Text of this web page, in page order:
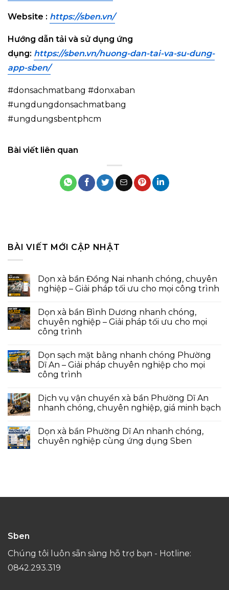
Website : https://sben.vn/
Hướng dẫn tải và sử dụng ứng
dụng: https://sben.vn/huong-dan-tai-va-su-dung-
app-sben/
#donsachmatbang #donxaban
#ungdungdonsachmatbang
#ungdungsbentphcm
Bài viết liên quan
BÀI VIẾT MỚI CẬP NHẬT
Dọn xà bần Đồng Nai nhanh chóng, chuyên
nghiệp – Giải pháp tối ưu cho mọi công trình
Dọn xà bần Bình Dương nhanh chóng,
chuyên nghiệp – Giải pháp tối ưu cho mọi
công trình
Dọn sạch mặt bằng nhanh chóng Phường
Dĩ An – Giải pháp chuyên nghiệp cho mọi
công trình
Dịch vụ vận chuyển xà bần Phường Dĩ An
nhanh chóng, chuyên nghiệp, giá minh bạch
Dọn xà bần Phường Dĩ An nhanh chóng,
chuyên nghiệp cùng ứng dụng Sben
Sben
Chúng tôi luôn sẵn sàng hỗ trợ bạn - Hotline:
0842.293.319